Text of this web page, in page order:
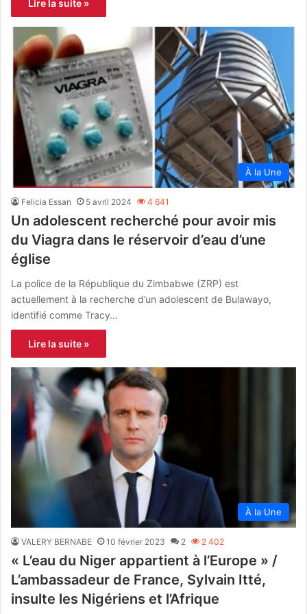
Lire la suite »
À la Une
Felicia Essan 5 avril 2024 4 641
Un adolescent recherché pour avoir mis
du Viagra dans le réservoir d’eau d’une
église
La police de la République du Zimbabwe (ZRP) est
actuellement à la recherche d’un adolescent de Bulawayo,
identifié comme Tracy…
Lire la suite »
À la Une
VALERY BERNABE 10 février 2023 2 2 402
« L’eau du Niger appartient à l’Europe » /
L’ambassadeur de France, Sylvain Itté,
insulte les Nigériens et l’Afrique